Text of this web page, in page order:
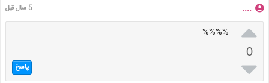
.... 5 سال قبل

0

%%%%
پاسخ